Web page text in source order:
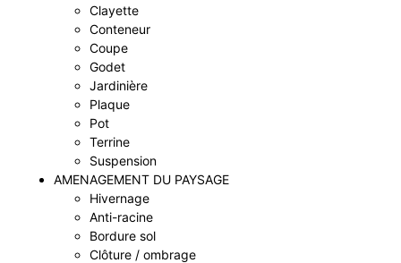
Clayette
Conteneur
Coupe
Godet
Jardinière
Plaque
Pot
Terrine
Suspension
AMENAGEMENT DU PAYSAGE
Hivernage
Anti-racine
Bordure sol
Clôture / ombrage